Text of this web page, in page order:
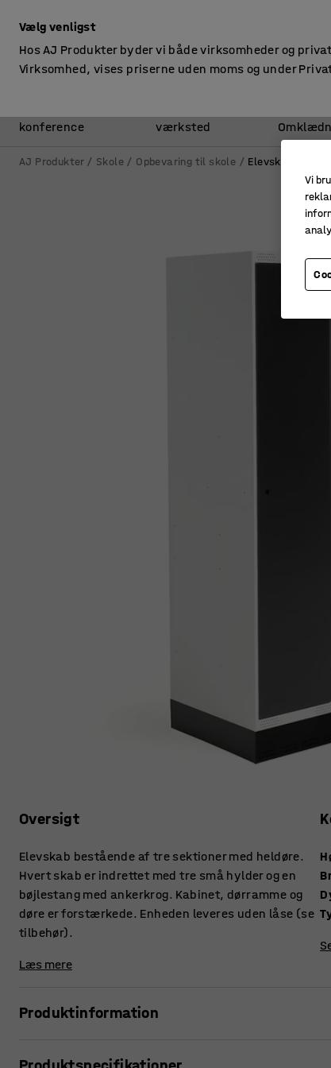
konference
værksted
AJ Produkter Skole Opbevaring til skole Elevskabe
Oversigt
Elevskab bestående af tre sektioner med heldøre.
Hvert skab er indrettet med tre små hylder og en
bøjlestang med ankerkrog. Kabinet, dørramme og
døre er forstærkede. Enheden leveres uden låse (se
tilbehør).
Læs mere
Produktinformation
Vælg venligst
Hos AJ Produkter byder vi både virksomheder og
Virksomhed, vises priserne uden moms og under
Vi